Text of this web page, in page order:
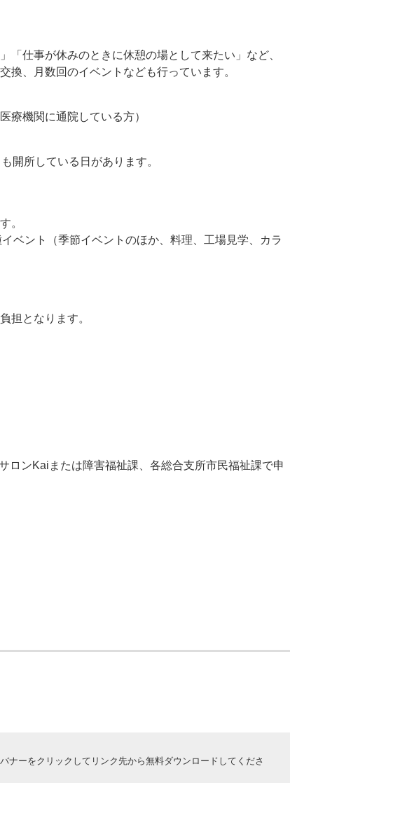
「仕事が休みのときに休憩の場として来たい」など、
換、月数回のイベントなども行っています。
療機関に通院している方）
開所している日があります。
。
ベント（季節イベントのほか、料理、工場見学、カラ
担となります。
ロンKaiまたは障害福祉課、各総合支所市民福祉課で申
ナーをクリックしてリンク先から無料ダウンロードしてくださ